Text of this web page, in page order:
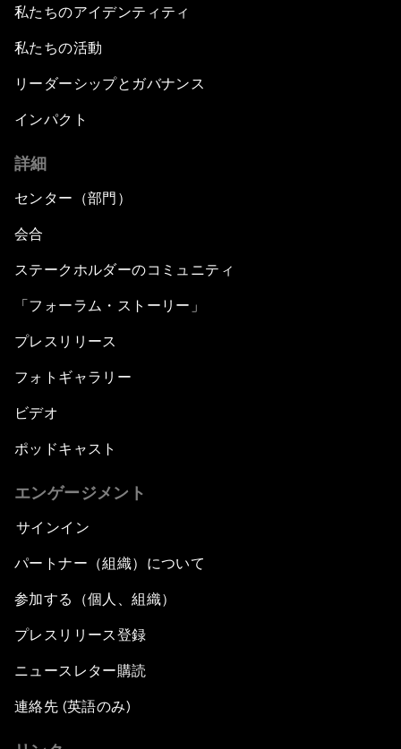
私たちのアイデンティティ
私たちの活動
リーダーシップとガバナンス
インパクト
詳細
センター（部門）
会合
ステークホルダーのコミュニティ
「フォーラム・ストーリー」
プレスリリース
フォトギャラリー
ビデオ
ポッドキャスト
エンゲージメント
サインイン
パートナー（組織）について
参加する（個人、組織）
プレスリリース登録
ニュースレター購読
連絡先 (英語のみ)